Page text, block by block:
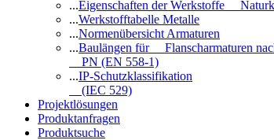
...Eigenschaften der Werkstoffe
...Werkstofftabelle Metalle
...Normenübersicht Armaturen
...Baulängen für Flanscharmaturen
PN (EN 558-1)
...IP-Schutzklassifikation
(IEC 529)
Projektlösungen
Produktanfragen
Produktsuche